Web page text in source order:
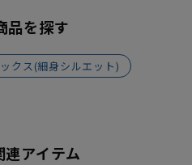
品を探す
クス(細身シルエット)
アイテム